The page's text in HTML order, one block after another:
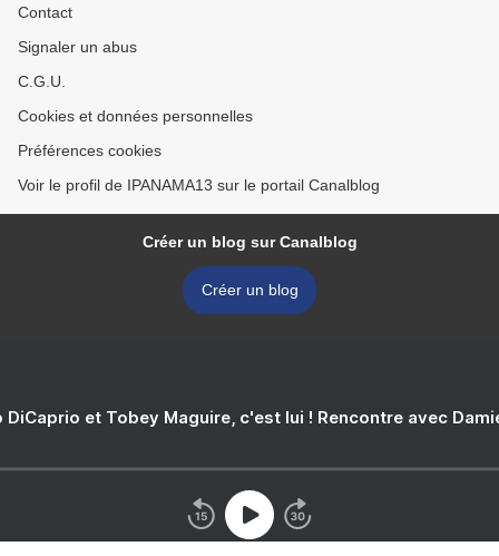
Contact
Signaler un abus
C.G.U.
Cookies et données personnelles
Préférences cookies
Voir le profil de IPANAMA13 sur le portail Canalblog
Créer un blog sur Canalblog
Créer un blog
DiCaprio et Tobey Maguire, c'est lui ! Rencontre avec